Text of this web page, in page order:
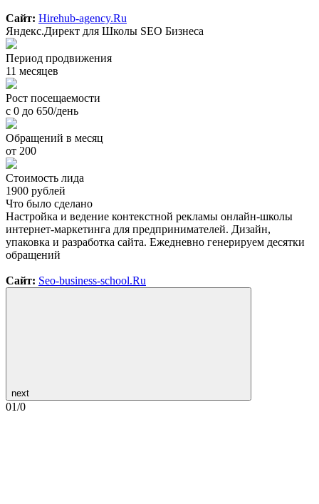
Сайт: Hirehub-agency.Ru
Яндекс.Директ для Школы SEO Бизнеса
Период продвижения
11 месяцев
Рост посещаемости
с 0 до 650/день
Обращений в месяц
от 200
Стоимость лида
1900 рублей
Что было сделано
Настройка и ведение контекстной рекламы онлайн-школы
интернет-маркетинга для предпринимателей. Дизайн,
упаковка и разработка сайта. Ежедневно генерируем десятки
обращений
Сайт: Seo-business-school.Ru
next
01/0